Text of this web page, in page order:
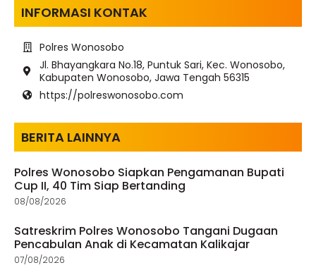
INFORMASI KONTAK
Polres Wonosobo
Jl. Bhayangkara No.18, Puntuk Sari, Kec. Wonosobo,
Kabupaten Wonosobo, Jawa Tengah 56315
https://polreswonosobo.com
BERITA LAINNYA
Polres Wonosobo Siapkan Pengamanan Bupati
Cup II, 40 Tim Siap Bertanding
08/08/2026
Satreskrim Polres Wonosobo Tangani Dugaan
Pencabulan Anak di Kecamatan Kalikajar
07/08/2026